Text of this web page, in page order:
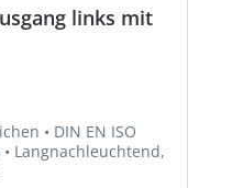
links mit
ISO